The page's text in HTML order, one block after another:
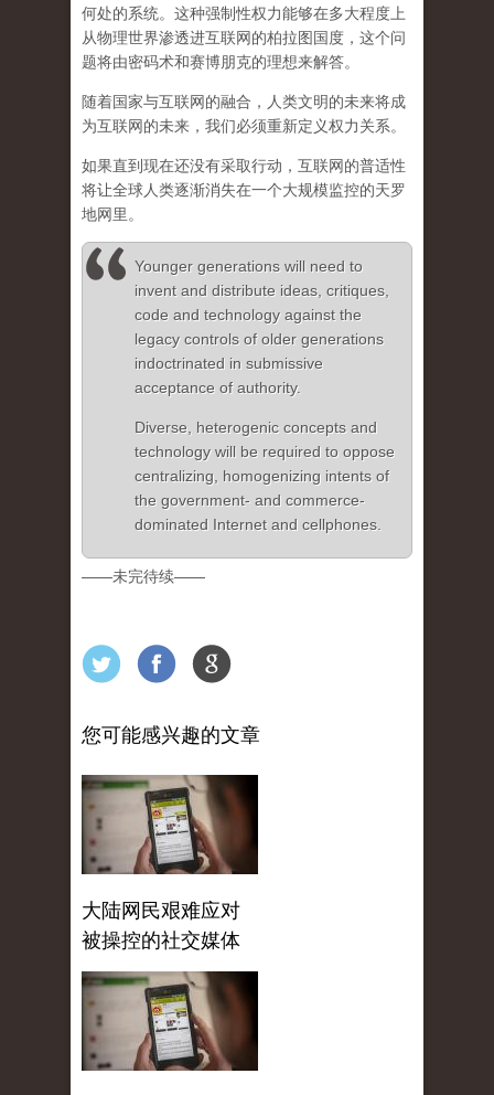
何处的系统。这种强制性权力能够在多大程度上
从物理世界渗透进互联网的柏拉图国度，这个问
题将由密码术和赛博朋克的理想来解答。
随着国家与互联网的融合，人类文明的未来将成
为互联网的未来，我们必须重新定义权力关系。
如果直到现在还没有采取行动，互联网的普适性
将让全球人类逐渐消失在一个大规模监控的天罗
地网里。
Younger generations will need to
invent and distribute ideas, critiques,
code and technology against the
legacy controls of older generations
indoctrinated in submissive
acceptance of authority.
Diverse, heterogenic concepts and
technology will be required to oppose
centralizing, homogenizing intents of
the government- and commerce-
dominated Internet and cellphones.
——未完待续——
您可能感兴趣的文章
大陆网民艰难应对
被操控的社交媒体